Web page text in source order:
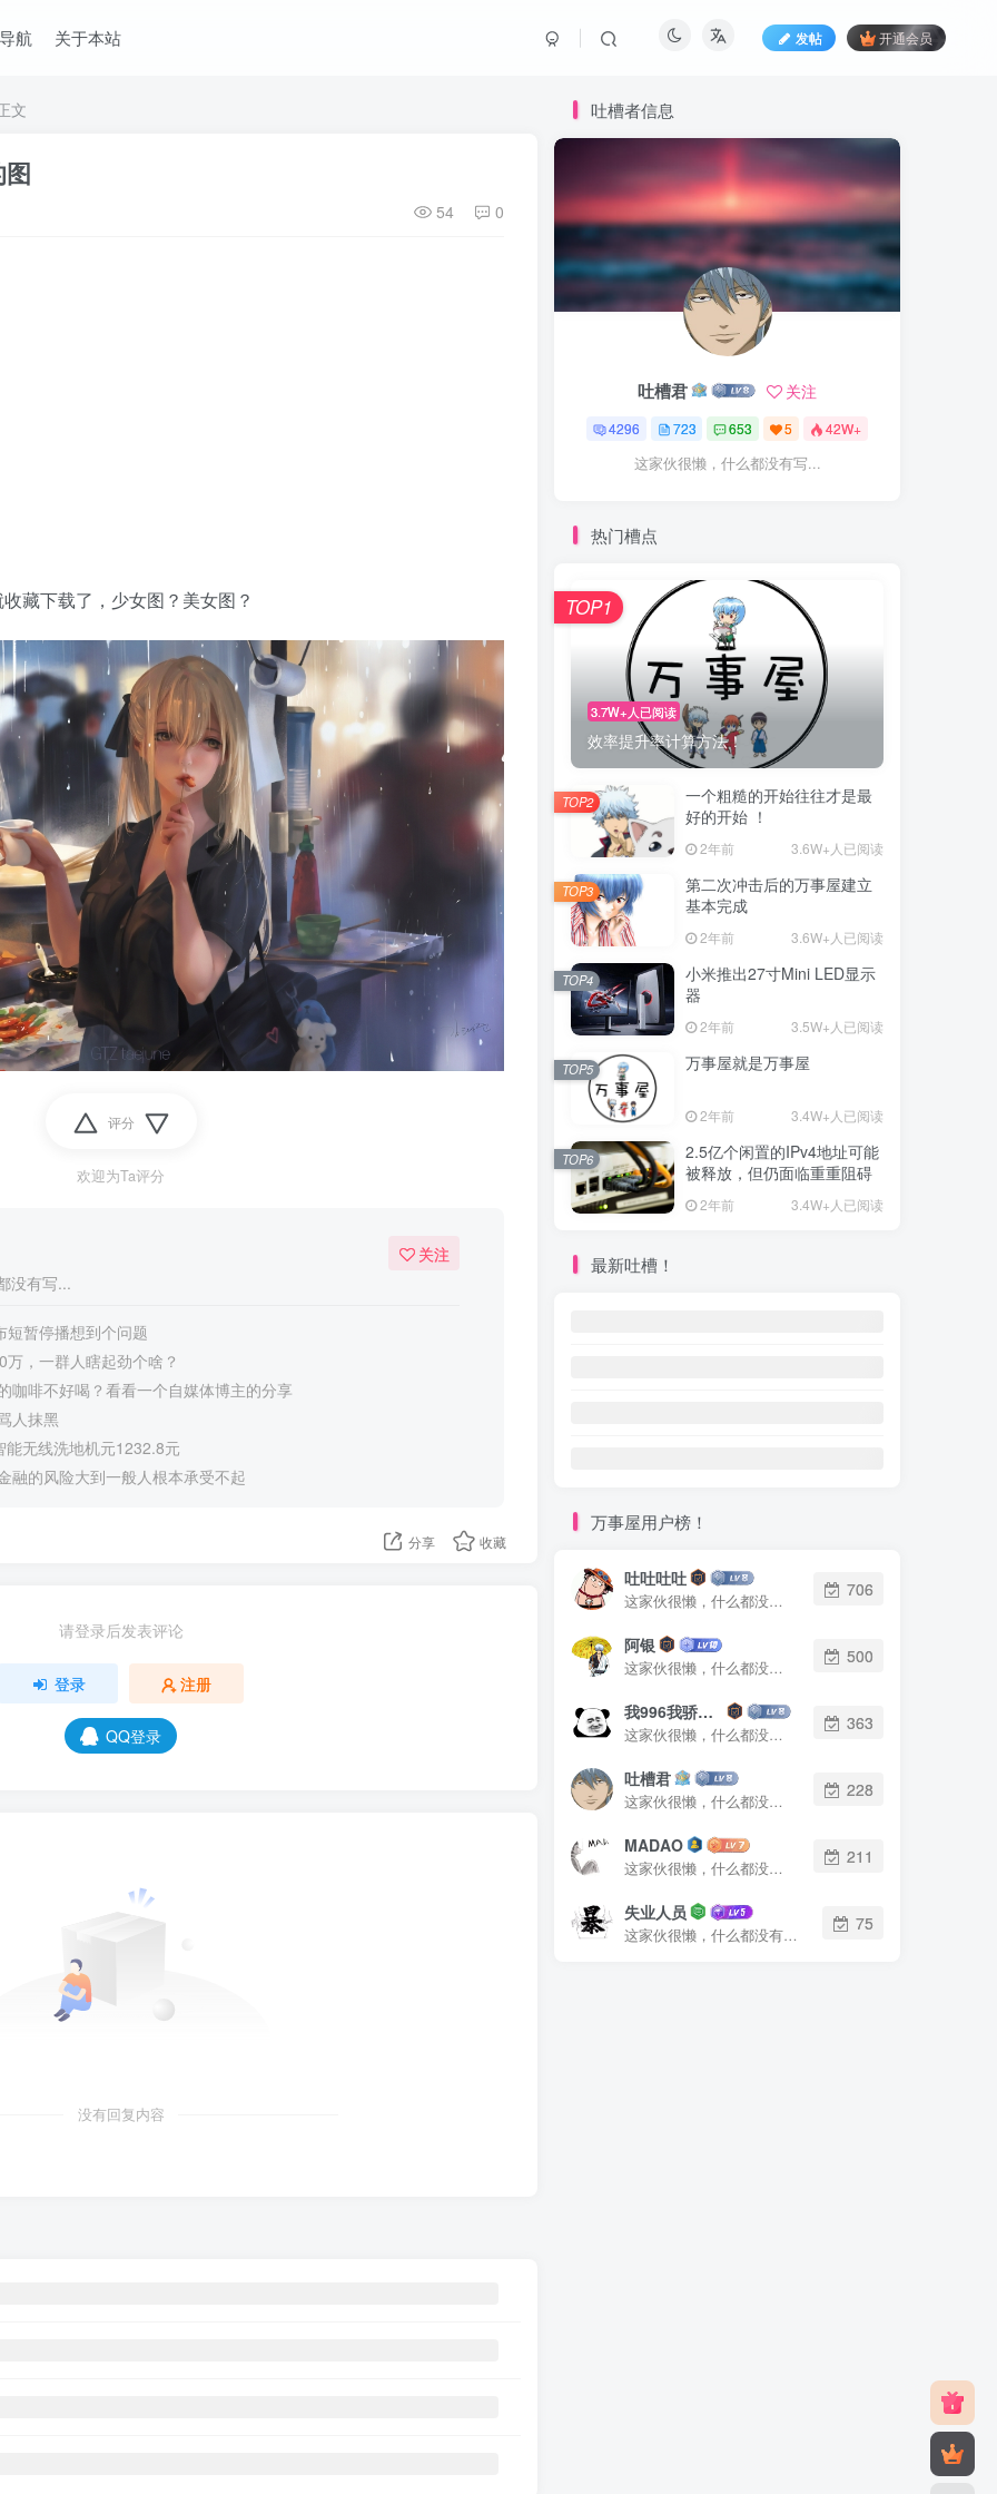
航 关于本站 发帖 开通会员
文
54 0
藏下载了，少女图？美女图？
评分
欢迎为Ta评分
没有写...
关注
短暂停播想到个问题
，一群人瞎起劲个啥？
咖啡不好喝？看看一个自媒体博主的分享
人抹黑
能无线洗地机元1232.8元
融的风险大到一般人根本承受不起
分享 收藏
请登录后发表评论
登录 注册
QQ登录
没有回复内容
吐槽者信息
吐槽君 关注
4296 723 653 5 42W+
这家伙很懒，什么都没有写...
热门槽点
3.7W+人已阅读
效率提升率计算方法！
TOP1
一个粗糙的开始往往才是最
好的开始 ！
2年前 3.6W+人已阅读
TOP2
第二次冲击后的万事屋建立
基本完成
2年前 3.6W+人已阅读
TOP3
小米推出27寸Mini LED显示
器
2年前 3.5W+人已阅读
TOP4
万事屋就是万事屋
2年前 3.4W+人已阅读
TOP5
2.5亿个闲置的IPv4地址可能
被释放，但仍面临重重阻碍
2年前 3.4W+人已阅读
TOP6
最新吐槽！
万事屋用户榜！
吐吐吐吐
这家伙很懒，什么都没有写...
706
阿银
这家伙很懒，什么都没有写...
500
我996我骄傲了么
这家伙很懒，什么都没有写...
363
吐槽君
这家伙很懒，什么都没有写...
228
MADAO
这家伙很懒，什么都没有写...
211
失业人员
这家伙很懒，什么都没有写...
75